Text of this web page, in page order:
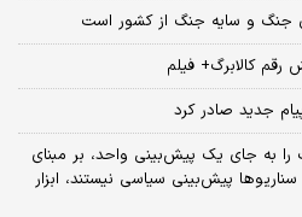
جنگ و سایه جنگ از کشور است
رقم کالابرگ+ فیلم
پیام جدید صادر کرد
به جای یک پیش‌بینی واحد، بر مبنای
پیش‌بینی سیاسی نیستند، ابزار